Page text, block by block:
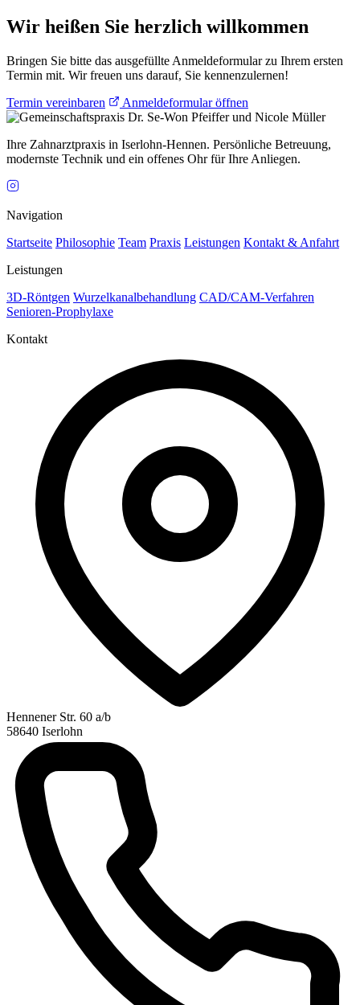
Wir heißen Sie herzlich willkommen
Bringen Sie bitte das ausgefüllte Anmeldeformular zu Ihrem ersten
Termin mit. Wir freuen uns darauf, Sie kennenzulernen!
Termin vereinbaren
Anmeldeformular öffnen
Ihre Zahnarztpraxis in Iserlohn-Hennen. Persönliche Betreuung,
modernste Technik und ein offenes Ohr für Ihre Anliegen.
Navigation
Startseite Philosophie Team Praxis Leistungen Kontakt & Anfahrt
Leistungen
3D-Röntgen Wurzelkanalbehandlung CAD/CAM-Verfahren
Senioren-Prophylaxe
Kontakt
Hennener Str. 60 a/b
58640 Iserlohn